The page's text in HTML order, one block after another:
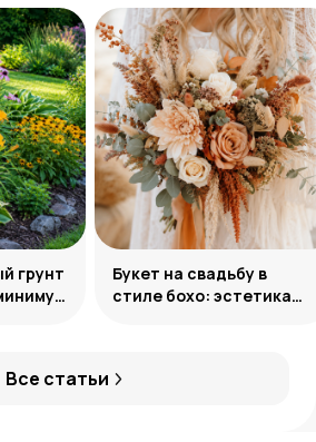
Все статьи
грунт
Букет на свадьбу в
стиле бохо: эстетика